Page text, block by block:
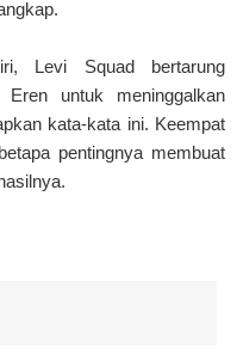
Levi Squad bertarung
untuk meninggalkan
kata-kata ini. Keempat
pentingnya membuat